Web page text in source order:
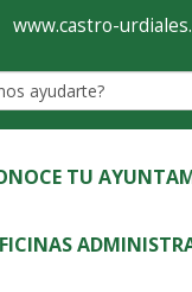
www.castro-
Label
TU